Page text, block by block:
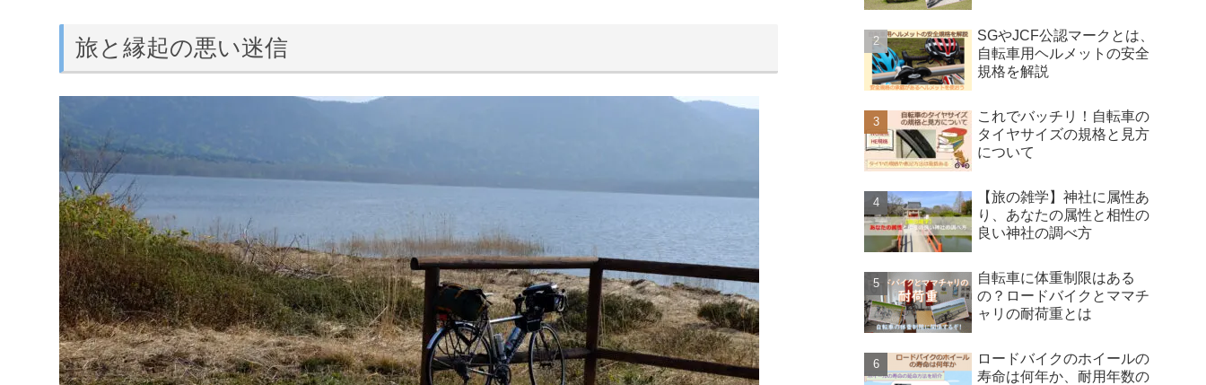
旅と縁起の悪い迷信
SGやJCF公認マークとは、
自転車用ヘルメットの安全
規格を解説
これでバッチリ！自転車の
タイヤサイズの規格と見方
について
【旅の雑学】神社に属性あ
り、あなたの属性と相性の
良い神社の調べ方
自転車に体重制限はある
の？ロードバイクとママチ
ャリの耐荷重とは
ロードバイクのホイールの
寿命は何年か、耐用年数の